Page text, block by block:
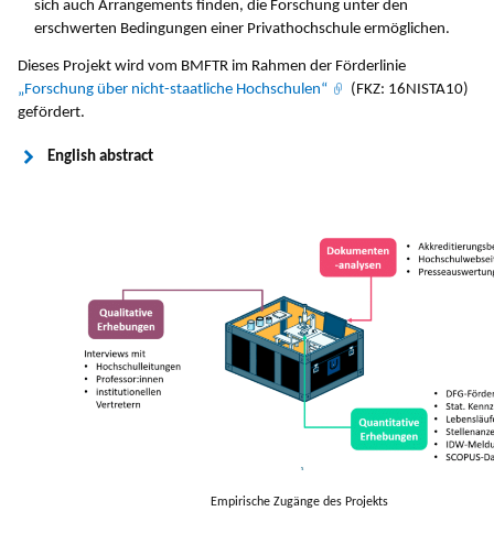
sich auch Arrangements finden, die Forschung unter den
erschwerten Bedingungen einer Privathochschule ermöglichen.
Dieses Projekt wird vom BMFTR im Rahmen der Förderlinie
„Forschung über nicht-staatliche Hochschulen“
(FKZ: 16NISTA10)
gefördert.
English abstract
Empirische Zugänge des Projekts